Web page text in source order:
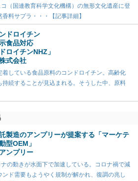
（国連教育科学文化機構）の無形文化遺産に登
料サプラ・・・【記事詳細】
ドロイチン
食品対応
ロイチンNHZ」
式会社
している食品原料のコンドロイチン。高齢化
続することが見込まれる。そうした中、原料
製造のアンプリーが提案する「マーケテ
型OEM」
ンプリー
の動きが水面下で加速している。コロナ禍で減
ド需要もようやく規制が解かれ、復調の兆し